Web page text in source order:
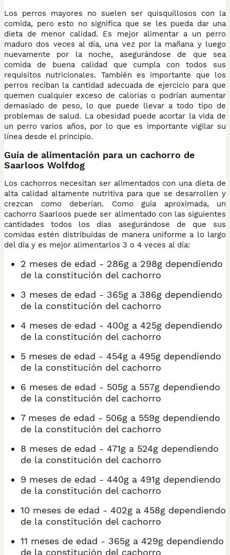
Los perros mayores no suelen ser quisquillosos con la
comida, pero esto no significa que se les pueda dar una
dieta de menor calidad. Es mejor alimentar a un perro
maduro dos veces al día, una vez por la mañana y luego
nuevamente por la noche, asegurándose de que sea
comida de buena calidad que cumpla con todos sus
requisitos nutricionales. También es importante que los
perros reciban la cantidad adecuada de ejercicio para que
quemen cualquier exceso de calorías o podrían aumentar
demasiado de peso, lo que puede llevar a todo tipo de
problemas de salud. La obesidad puede acortar la vida de
un perro varios años, por lo que es importante vigilar su
línea desde el principio.
Guía de alimentación para un cachorro de
Saarloos Wolfdog
Los cachorros necesitan ser alimentados con una dieta de
alta calidad altamente nutritiva para que se desarrollen y
crezcan como deberían. Como guía aproximada, un
cachorro Saarloos puede ser alimentado con las siguientes
cantidades todos los días asegurándose de que sus
comidas estén distribuidas de manera uniforme a lo largo
del día y es mejor alimentarlos 3 o 4 veces al día:
2 meses de edad - 286g a 298g dependiendo
de la constitución del cachorro
3 meses de edad - 365g a 386g dependiendo
de la constitución del cachorro
4 meses de edad - 400g a 425g dependiendo
de la constitución del cachorro
5 meses de edad - 454g a 495g dependiendo
de la constitución del cachorro
6 meses de edad - 505g a 557g dependiendo
de la constitución del cachorro
7 meses de edad - 506g a 559g dependiendo
de la constitución del cachorro
8 meses de edad - 471g a 524g dependiendo
de la constitución del cachorro
9 meses de edad - 440g a 491g dependiendo
de la constitución del cachorro
10 meses de edad - 402g a 458g dependiendo
de la constitución del cachorro
11 meses de edad - 365g a 429g dependiendo
de la constitución del cachorro